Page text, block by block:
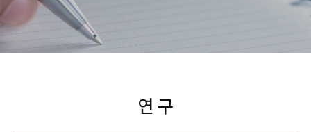
연 구